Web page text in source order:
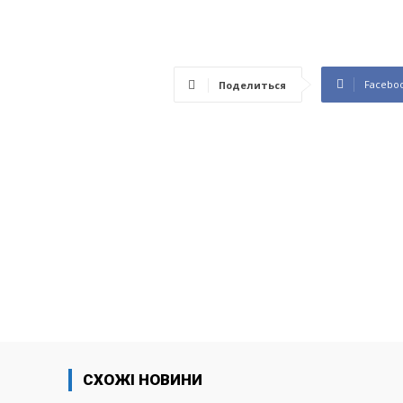
Поделиться
СХОЖІ НОВИНИ